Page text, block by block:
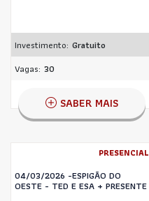
Investimento: Gratuito
Vagas: 30
SABER MAIS
PRESENCIAL
04/03/2026 -ESPIGÃO DO
OESTE - TED E ESA + PRESENTE